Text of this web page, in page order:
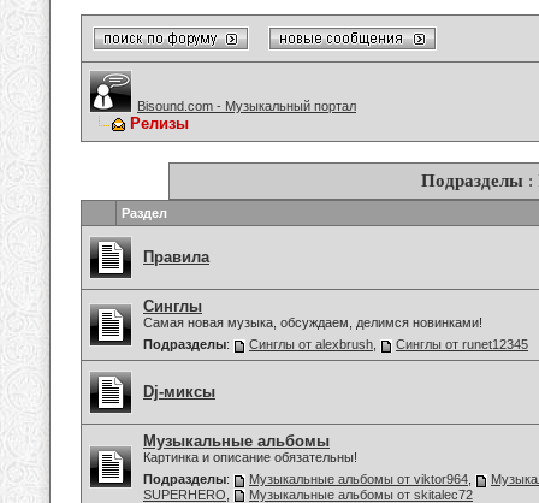
Bisound.com - Музыкальный портал
Релизы
Подразделы :
Раздел
Правила
Синглы
Самая новая музыка, обсуждаем, делимся новинками!
Подразделы: Синглы от alexbrush Синглы от runet12345
Dj-миксы
Музыкальные альбомы
Картинка и описание обязательны!
Подразделы: Музыкальные альбомы от viktor964
SUPERHERO
Музыкальные альбомы от skitalec72